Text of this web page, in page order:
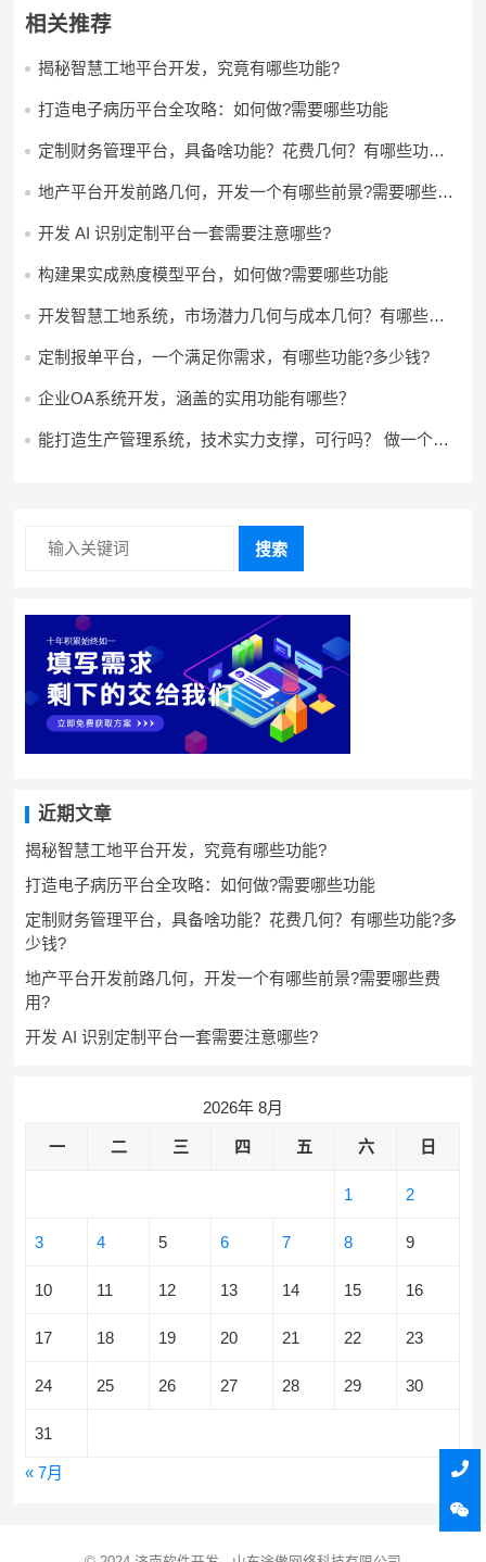
相关推荐
揭秘智慧工地平台开发，究竟有哪些功能?
打造电子病历平台全攻略：如何做?需要哪些功能
定制财务管理平台，具备啥功能？花费几何？有哪些功能?
地产平台开发前路几何，开发一个有哪些前景?需要哪些费
开发 AI 识别定制平台一套需要注意哪些?
构建果实成熟度模型平台，如何做?需要哪些功能
开发智慧工地系统，市场潜力几何与成本几何？有哪些前
定制报单平台，一个满足你需求，有哪些功能?多少钱?
企业OA系统开发，涵盖的实用功能有哪些？
能打造生产管理系统，技术实力支撑，可行吗？ 做一个高
搜索
近期文章
揭秘智慧工地平台开发，究竟有哪些功能?
打造电子病历平台全攻略：如何做?需要哪些功能
定制财务管理平台，具备啥功能？花费几何？有哪些功能?多
少钱?
地产平台开发前路几何，开发一个有哪些前景?需要哪些费
用?
开发 AI 识别定制平台一套需要注意哪些?
2026年 8月
一 二 三 四 五 六 日
1 2
3 4 5 6 7 8 9
10 11 12 13 14 15 16
17 18 19 20 21 22 23
24 25 26 27 28 29 30
31
« 7月